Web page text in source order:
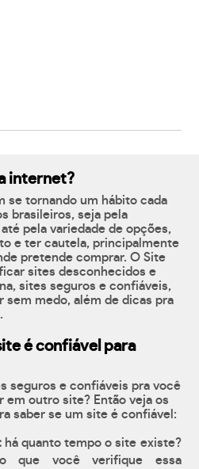
internet?
se tornando um hábito cada
brasileiros, seja pela
pela variedade de opções,
e ter cautela, principalmente
pretende comprar. O Site
sites desconhecidos e
sites seguros e confiáveis,
sem medo, além de dicas pra
é confiável para
seguros e confiáveis pra você
em outro site? Então veja os
saber se um site é confiável:
há quanto tempo o site existe?
que você verifique essa